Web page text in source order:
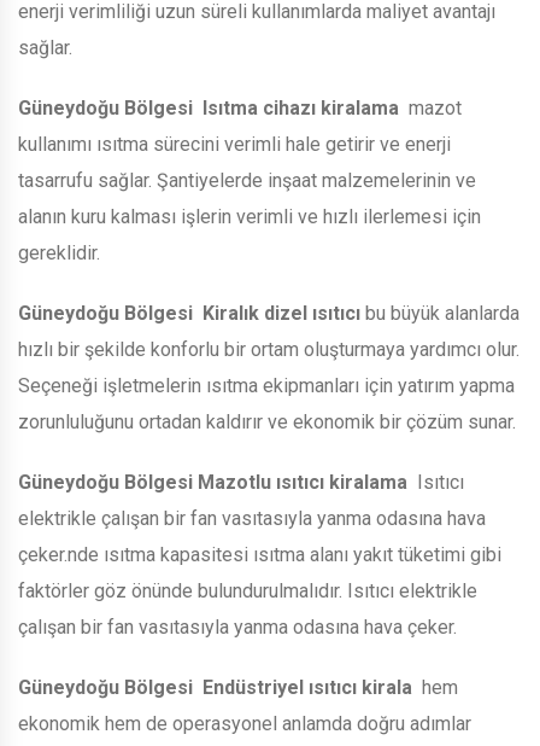
enerji verimliliği uzun süreli kullanımlarda maliyet avantajı
sağlar.
Güneydoğu Bölgesi Isıtma cihazı kiralama mazot
kullanımı ısıtma sürecini verimli hale getirir ve enerji
tasarrufu sağlar. Şantiyelerde inşaat malzemelerinin ve
alanın kuru kalması işlerin verimli ve hızlı ilerlemesi için
gereklidir.
Güneydoğu Bölgesi Kiralık dizel ısıtıcı bu büyük alanlarda
hızlı bir şekilde konforlu bir ortam oluşturmaya yardımcı olur.
Seçeneği işletmelerin ısıtma ekipmanları için yatırım yapma
zorunluluğunu ortadan kaldırır ve ekonomik bir çözüm sunar.
Güneydoğu Bölgesi Mazotlu ısıtıcı kiralama Isıtıcı
elektrikle çalışan bir fan vasıtasıyla yanma odasına hava
çeker.nde ısıtma kapasitesi ısıtma alanı yakıt tüketimi gibi
faktörler göz önünde bulundurulmalıdır. Isıtıcı elektrikle
çalışan bir fan vasıtasıyla yanma odasına hava çeker.
Güneydoğu Bölgesi Endüstriyel ısıtıcı kirala hem
ekonomik hem de operasyonel anlamda doğru adımlar